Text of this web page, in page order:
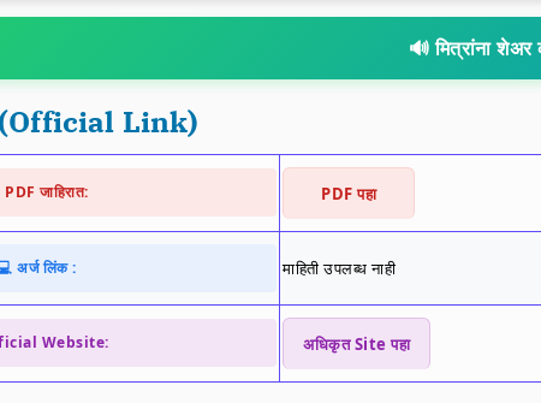
🔊 मित्रांना शेअर
(Official Link)
PDF जाहिरात: PDF पहा
अर्ज लिंक : माहिती उपलब्ध नाही
Website: अधिकृत Site पहा